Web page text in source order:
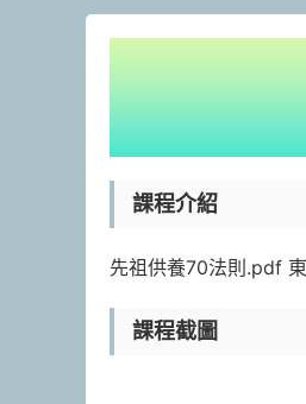
課程介紹
先祖供養70法則.pdf
課程截圖